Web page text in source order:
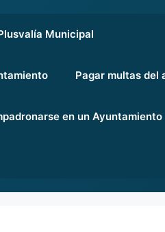
Municipal
Pagar multas del
en un Ayuntamiento